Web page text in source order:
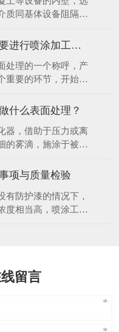
质同基体设备阻隔，
料、砖板防腐布料、
布料、玻璃钢防腐布
于化工设备的防腐
莞喷涂厂讲解塑胶喷
知道五金制品为什么要进行喷涂加工吗？
处理的一个称呼，产
重要的环节，开始想
锈、耐 磨、使用时
涂厂来给您讲讲五金
层
钢材、
什么表面处理？
器，借助于压力或离
的雾滴，施涂于被涂
述基本喷涂形式的各
莞喷涂厂
表面上人工形成
项与质量检验
有防护漆的情况下，
度相当高，喷涂工人
，造成皮肤干燥，发
留言